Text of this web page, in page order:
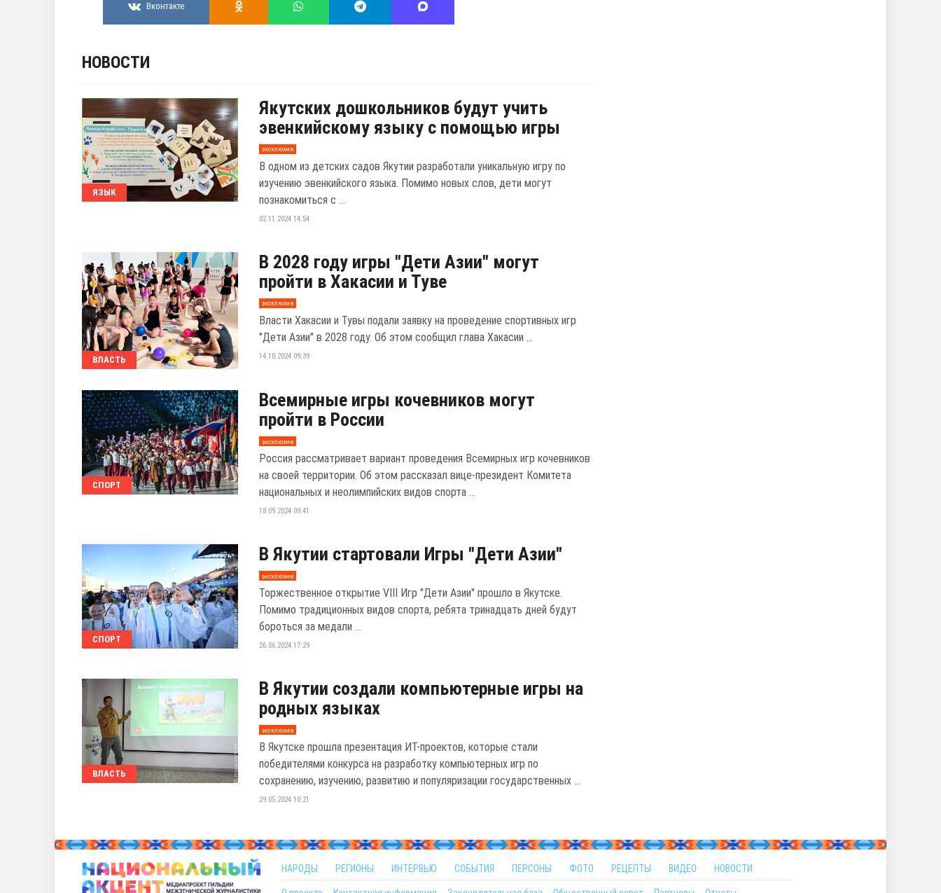
Вконтакте
НОВОСТИ
ЯЗЫК
Якутских дошкольников будут учить
эвенкийскому языку с помощью игры
эксклюзив
В одном из детских садов Якутии разработали уникальную игру по
изучению эвенкийского языка. Помимо новых слов, дети могут
познакомиться с ...
02.11.2024 14:54
ВЛАСТЬ
В 2028 году игры "Дети Азии" могут
пройти в Хакасии и Туве
эксклюзив
Власти Хакасии и Тувы подали заявку на проведение спортивных игр
"Дети Азии" в 2028 году. Об этом сообщил глава Хакасии ...
14.10.2024 09:39
СПОРТ
Всемирные игры кочевников могут
пройти в России
эксклюзив
Россия рассматривает вариант проведения Всемирных игр кочевников
на своей территории. Об этом рассказал вице-президент Комитета
национальных и неолимпийских видов спорта ...
18.09.2024 09:41
СПОРТ
В Якутии стартовали Игры "Дети Азии"
эксклюзив
Торжественное открытие VIII Игр "Дети Азии" прошло в Якутске.
Помимо традиционных видов спорта, ребята тринадцать дней будут
бороться за медали ...
26.06.2024 17:29
ВЛАСТЬ
В Якутии создали компьютерные игры на
родных языках
эксклюзив
В Якутске прошла презентация ИТ-проектов, которые стали
победителями конкурса на разработку компьютерных игр по
сохранению, изучению, развитию и популяризации государственных ...
29.05.2024 10:21
НАРОДЫ РЕГИОНЫ ИНТЕРВЬЮ СОБЫТИЯ ПЕРСОНЫ ФОТО РЕЦЕПТЫ ВИДЕО НОВОСТИ